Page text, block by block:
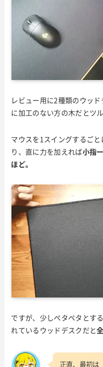
レビュー用に2種類のウッ
に加工のない方の木だとツ
マウスを1スイングするご
り、直に力を加えれば小指
ほど。
ですが、少しペタペタとす
れているウッドデスクだと
正直、最初は